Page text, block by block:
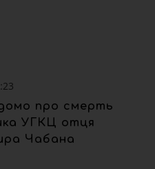
про смерть
УГКЦ отця
Чабана